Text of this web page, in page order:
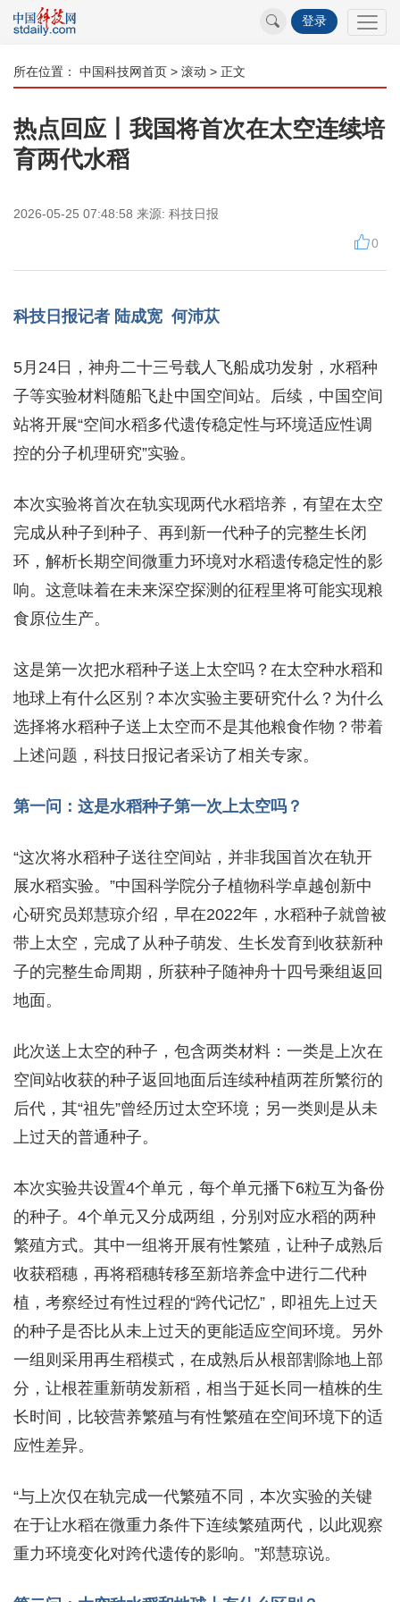
登录
所在位置： 中国科技网首页 > 滚动 > 正文
热点回应丨我国将首次在太空连续培
育两代水稻
2026-05-25 07:48:58 来源: 科技日报
0
科技日报记者 陆成宽 何沛苁
5月24日，神舟二十三号载人飞船成功发射，水稻种
子等实验材料随船飞赴中国空间站。后续，中国空间
站将开展“空间水稻多代遗传稳定性与环境适应性调
控的分子机理研究”实验。
本次实验将首次在轨实现两代水稻培养，有望在太空
完成从种子到种子、再到新一代种子的完整生长闭
环，解析长期空间微重力环境对水稻遗传稳定性的影
响。这意味着在未来深空探测的征程里将可能实现粮
食原位生产。
这是第一次把水稻种子送上太空吗？在太空种水稻和
地球上有什么区别？本次实验主要研究什么？为什么
选择将水稻种子送上太空而不是其他粮食作物？带着
上述问题，科技日报记者采访了相关专家。
第一问：这是水稻种子第一次上太空吗？
“这次将水稻种子送往空间站，并非我国首次在轨开
展水稻实验。”中国科学院分子植物科学卓越创新中
心研究员郑慧琼介绍，早在2022年，水稻种子就曾被
带上太空，完成了从种子萌发、生长发育到收获新种
子的完整生命周期，所获种子随神舟十四号乘组返回
地面。
此次送上太空的种子，包含两类材料：一类是上次在
空间站收获的种子返回地面后连续种植两茬所繁衍的
后代，其“祖先”曾经历过太空环境；另一类则是从未
上过天的普通种子。
本次实验共设置4个单元，每个单元播下6粒互为备份
的种子。4个单元又分成两组，分别对应水稻的两种
繁殖方式。其中一组将开展有性繁殖，让种子成熟后
收获稻穗，再将稻穗转移至新培养盒中进行二代种
植，考察经过有性过程的“跨代记忆”，即祖先上过天
的种子是否比从未上过天的更能适应空间环境。另外
一组则采用再生稻模式，在成熟后从根部割除地上部
分，让根茬重新萌发新稻，相当于延长同一植株的生
长时间，比较营养繁殖与有性繁殖在空间环境下的适
应性差异。
“与上次仅在轨完成一代繁殖不同，本次实验的关键
在于让水稻在微重力条件下连续繁殖两代，以此观察
重力环境变化对跨代遗传的影响。”郑慧琼说。